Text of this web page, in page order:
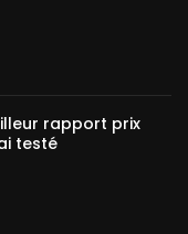
rapport prix
testé